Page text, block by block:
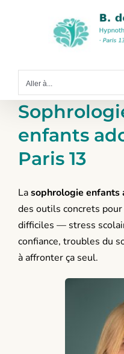
Aller à...
enfants
Paris 13
Lasophrologie enfants
des outils concrets
difficiles — stress
confiance, troubles du
à affronter ça seul.